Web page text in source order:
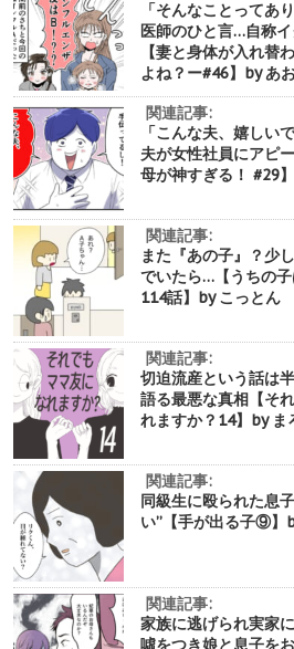
「そんなことってあ
医師のひと言…自称
【妻と身体が入れ替
よね？ー#46】by あ
関連記事:
「こんな夫、嬉しい
夫が女性社員にアピ
母が神すぎる！ #29
関連記事:
また『あの子』？少
でいたら…【うちの
114話】by こっとん
関連記事:
切迫流産という話は
語る最悪な真相【そ
れますか？14】by ま
関連記事:
同級生に殴られた息
い”【手が出る子⑨】
関連記事:
家族に逃げられ実家
噓をつき娘と息子を